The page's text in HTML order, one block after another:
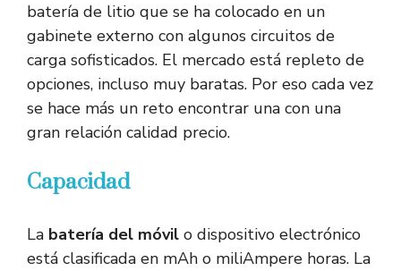
batería de litio que se ha colocado en un
gabinete externo con algunos circuitos de
carga sofisticados. El mercado está repleto de
opciones, incluso muy baratas. Por eso cada vez
se hace más un reto encontrar una con una
gran relación calidad precio.
Capacidad
La batería del móvil o dispositivo electrónico
está clasificada en mAh o miliAmpere horas. La